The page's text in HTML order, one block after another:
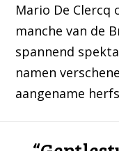
Mario De Clercq
manche van de
spannend
namen
aangename